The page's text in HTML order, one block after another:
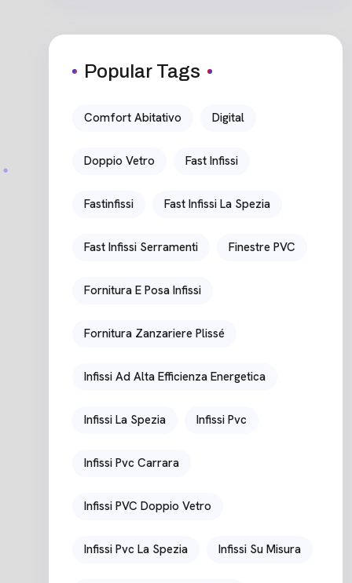
Popular Tags
Comfort Abitativo Digital
Doppio Vetro Fast Infissi
Fastinfissi Fast Infissi La Spezia
Fast Infissi Serramenti Finestre PVC
Fornitura E Posa Infissi
Fornitura Zanzariere Plissé
Infissi Ad Alta Efficienza Energetica
Infissi La Spezia Infissi Pvc
Infissi Pvc Carrara
Infissi PVC Doppio Vetro
Infissi Pvc La Spezia Infissi Su Misura